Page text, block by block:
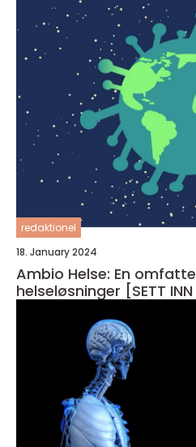
redaktionel
18. January 2024
Ambio Helse: En
helseløsninger [SETT INN